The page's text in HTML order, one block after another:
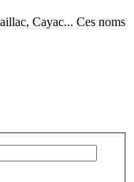
Cayac... Ces noms